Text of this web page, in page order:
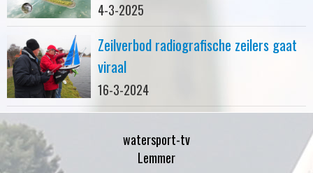
4-3-2025
Zeilverbod radiografische zeilers gaat
viraal
16-3-2024
watersport-tv
Lemmer